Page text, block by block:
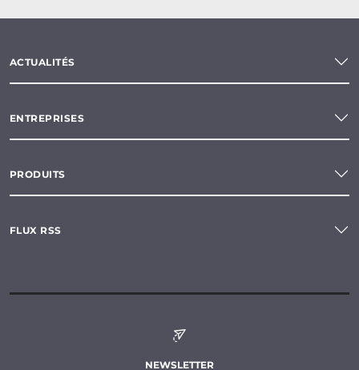
ACTUALITÉS
ENTREPRISES
PRODUITS
FLUX RSS
NEWSLETTER